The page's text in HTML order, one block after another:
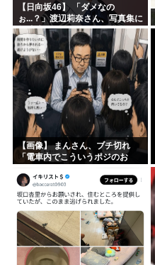
【日向坂46】 「ダメなの
ぉ...？」渡辺莉奈さん、写真集に
興味津々
【画像】 まんさん、ブチ切れ
「電車内でこういうポジのお